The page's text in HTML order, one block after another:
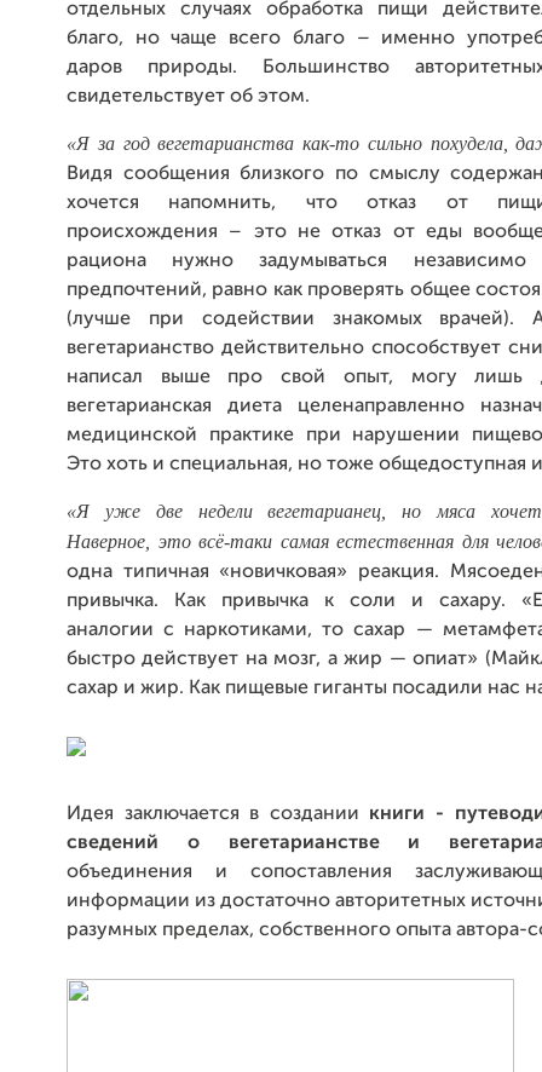
отдельных случаях обработка пищи
благо, но чаще всего благо – именно
даров природы. Большинство
свидетельствует об этом.
«Я за год вегетарианства как-то сильно похудела,
Видя сообщения близкого по смыслу
хочется напомнить, что отказ от
происхождения – это не отказ от еды
рациона нужно задумываться
предпочтений, равно как проверять общее
(лучше при содействии знакомых
вегетарианство действительно способствует
написал выше про свой опыт, могу лишь
вегетарианская диета целенаправленно
медицинской практике при нарушении
Это хоть и специальная, но тоже общедоступная
«Я уже две недели вегетарианец, но мяса
Наверное, это всё-таки самая естественная для
одна типичная «новичковая» реакция.
привычка. Как привычка к соли и сахару.
аналогии с наркотиками, то сахар —
быстро действует на мозг, а жир — опиат»
сахар и жир. Как пищевые гиганты посадили нас
Идея заключается в создании книги -
сведений о вегетарианстве и
объединения и сопоставления
информации из достаточно авторитетных
разумных пределах, собственного опыта автора-